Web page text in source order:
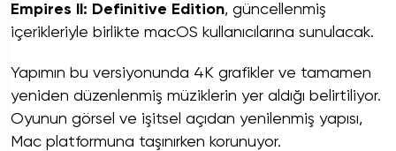
Empires II: Definitive Edition, güncellenmiş
içerikleriyle birlikte macOS kullanıcılarına sunulacak.
Yapımın bu versiyonunda 4K grafikler ve tamamen
yeniden düzenlenmiş müziklerin yer aldığı belirtiliyor.
Oyunun görsel ve işitsel açıdan yenilenmiş yapısı,
Mac platformuna taşınırken korunuyor.